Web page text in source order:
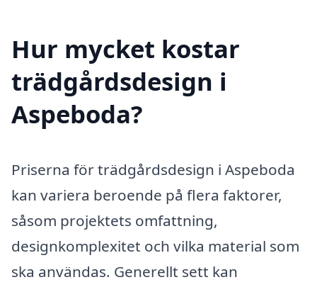
Hur mycket kostar
trädgårdsdesign i
Aspeboda?
Priserna för trädgårdsdesign i Aspeboda
kan variera beroende på flera faktorer,
såsom projektets omfattning,
designkomplexitet och vilka material som
ska användas. Generellt sett kan